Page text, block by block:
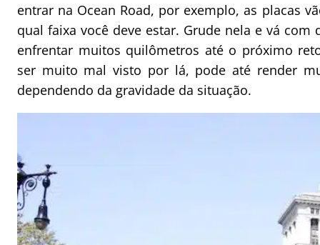
entrar na Ocean Road, por exemplo, as placas
qual faixa você deve estar. Grude nela e vá
enfrentar muitos quilômetros até o próximo
ser muito mal visto por lá, pode até render
dependendo da gravidade da situação.